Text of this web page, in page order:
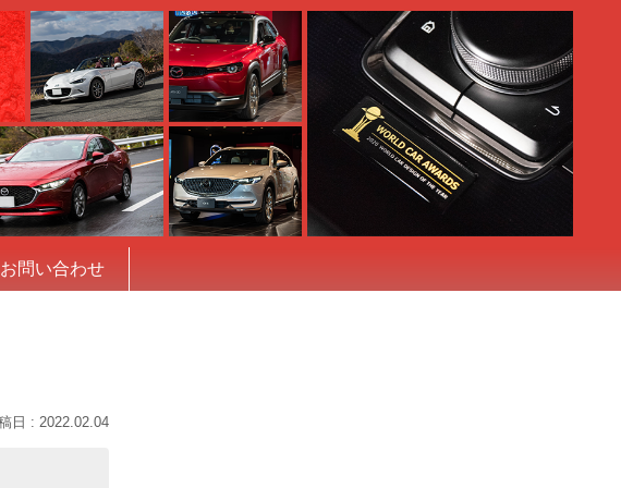
お問い合わせ
2022.02.04